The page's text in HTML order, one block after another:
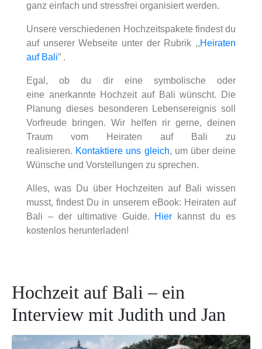
ganz einfach und stressfrei organisiert werden.
Unsere verschiedenen Hochzeitspakete findest du
auf unserer Webseite unter der Rubrik ,,Heiraten
auf Bali” .
Egal, ob du dir eine symbolische oder
eine anerkannte Hochzeit auf Bali wünscht. Die
Planung dieses besonderen Lebensereignis soll
Vorfreude bringen. Wir helfen rir gerne, deinen
Traum vom Heiraten auf Bali zu
realisieren. Kontaktiere uns gleich, um über deine
Wünsche und Vorstellungen zu sprechen.
Alles, was Du über Hochzeiten auf Bali wissen
musst, findest Du in unserem eBook: Heiraten auf
Bali – der ultimative Guide. Hier kannst du es
kostenlos herunterladen!
Hochzeit auf Bali – ein
Interview mit Judith und Jan